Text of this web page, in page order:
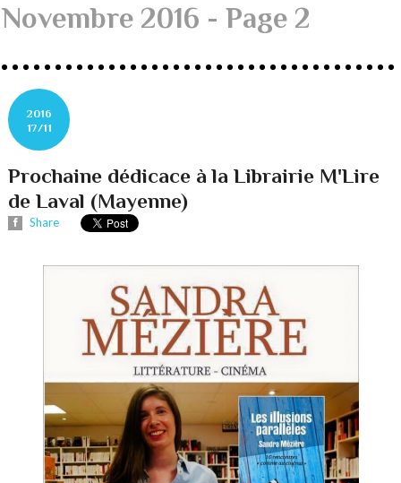
Novembre 2016 - Page 2
2016
17/11
Prochaine dédicace à la Librairie M'Lire
de Laval (Mayenne)
Share